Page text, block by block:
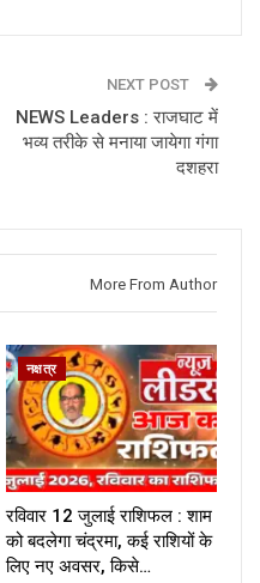
NEXT POST
NEWS Leaders : राजघाट में
भव्य तरीके से मनाया जायेगा गंगा
दशहरा
More From Author
नक्षत्र
रविवार 12 जुलाई राशिफल : शाम
को बदलेगा चंद्रमा, कई राशियों के
लिए नए अवसर, किसे…